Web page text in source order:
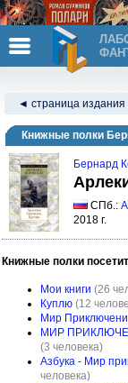
◄ страница издания
Книжные полки
Бернард
СПб.:
2018 г.
Книжные полки
Мои книги (26
Куплю (12
Мир
МИР
(3 человека)
Азбука - Мир
человека)